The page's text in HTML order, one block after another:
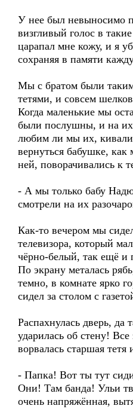
У нее был невыносимо
визгливый голос в
царапал мне кожу, и я
сохраняя в памяти
Мы с братом были
тетями, и совсем
Когда маленькие мы
были послушны, и на
любим ли мы их, кивали
вернуться бабушке,
ней, поворачивались к
- А мы только бабу
смотрели на их
Как-то вечером мы
телевизора, который
чёрно-белый, так ещё и
По экрану металась
темно, в комнате ярко
сидел за столом с
Распахнулась дверь, да
ударилась об стену!
ворвалась старшая тетя
- Папка! Вот ты тут
Они! Там банда! Ульи
очень напряжённая,